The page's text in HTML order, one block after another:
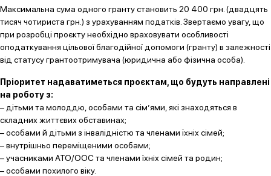
Максимальна сума одного гранту становить 20 400 грн. (двадцять
тисяч чотириста грн.) з урахуванням податків. Звертаємо увагу, що
при розробці проєкту необхідно враховувати особливості
оподаткування цільової благодійної допомоги (гранту) в залежності
від статусу грантоотримувача (юридична або фізична особа).
Пріоритет надаватиметься проєктам, що будуть направлені
на роботу з:
– дітьми та молоддю, особами та сім’ями, які знаходяться в
складних життєвих обставинах;
– особами й дітьми з інвалідністю та членами їхніх сімей;
– внутрішньо переміщеними особами;
– учасниками АТО/ООС та членами їхніх сімей та родин;
– особами похилого віку.